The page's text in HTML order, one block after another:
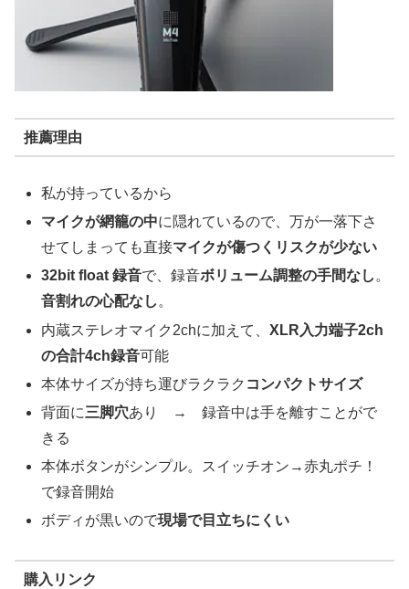
推薦理由
私が持っているから
マイクが網籠の中に隠れているので、万が一落下さ
せてしまっても直接マイクが傷つくリスクが少ない
32bit float 録音で、録音ボリューム調整の手間なし。
音割れの心配なし。
内蔵ステレオマイク2chに加えて、XLR入力端子2ch
の合計4ch録音可能
本体サイズが持ち運びラクラク コンパクトサイズ
背面に三脚穴あり → 録音中は手を離すことがで
きる
本体ボタンがシンプル。スイッチオン→赤丸ポチ！
で録音開始
ボディが黒いので現場で目立ちにくい
購入リンク